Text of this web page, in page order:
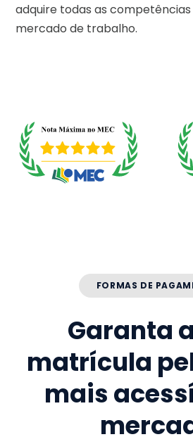
adquire todas as competências
mercado de trabalho.
FORMAS DE
Garanta
matrícula
mais